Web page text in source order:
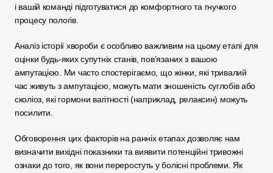
і вашій команді підготуватися до комфортного та гнучкого
процесу пологів.
Аналіз історії хвороби є особливо важливим на цьому етапі для
оцінки будь-яких супутніх станів, пов’язаних з вашою
ампутацією. Ми часто спостерігаємо, що жінки, які тривалий
час живуть з ампутацією, можуть мати зношеність суглобів або
сколіоз, які гормони вагітності (наприклад, релаксин) можуть
посилити.
Обговорення цих факторів на ранніх етапах дозволяє нам
визначити вихідні показники та виявити потенційні тривожні
ознаки до того, як вони переростуть у болісні проблеми. Як